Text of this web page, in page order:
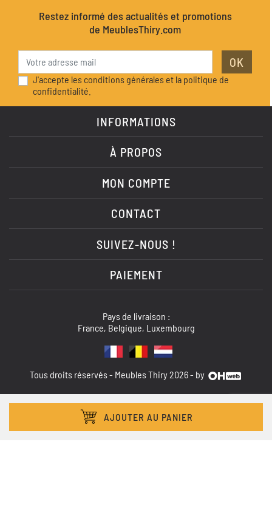
AJOUTER AU PANIER
Restez informé des actualités et promotions
de MeublesThiry.com
OK
J'accepte les conditions générales et la politique de
confidentialité.
INFORMATIONS
À PROPOS
MON COMPTE
CONTACT
SUIVEZ-NOUS !
PAIEMENT
Pays de livraison :
France, Belgique, Luxembourg
Tous droits réservés - Meubles Thiry 2026 - by